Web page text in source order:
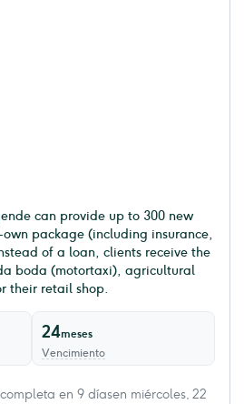
can provide up to 300 new
package (including insurance,
of a loan, clients receive the
boda (motortaxi), agricultural
their retail shop.
24meses
Vencimiento
en 9 díasen miércoles, 22